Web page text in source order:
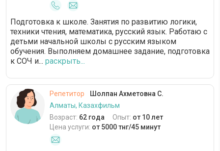
Подготовка к школе. Занятия по развитию логики,
техники чтения, математика, русский язык. Работаю с
детьми начальной школы с русским языком
обучения. Выполняем домашнее задание, подготовка
к СОЧ и... раскрыть...
Репетитор
Шолпан Ахметовна С.
Алматы, Казахфильм
Возраст: 62 года Опыт: от 10 лет
Цена услуги: от 5000 тнг/45 минут